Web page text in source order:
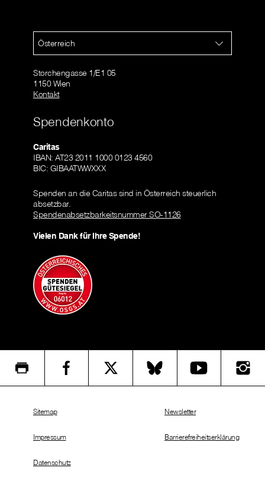
Österreich
Storchengasse 1/E1 05
1150 Wien
Kontakt
Spendenkonto
Caritas
IBAN: AT23 2011 1000 0123 4560
BIC: GIBAATWWXXX
Spenden an die Caritas sind in Österreich steuerlich
absetzbar.
Spendenabsetzbarkeitsnummer SO-1126
Vielen Dank für Ihre Spende!
Sitemap
Impressum
Datenschutz
Newsletter
Barrierefreiheitserklärung